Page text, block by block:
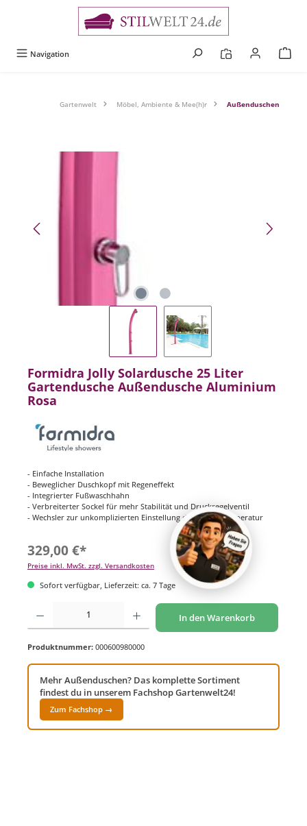
Navigation
Gartenwelt Möbel, Ambiente & Mee(h)r Außenduschen
Formidra Jolly Solardusche 25 Liter
Gartendusche Außendusche Aluminium
Rosa
- Einfache Installation
- Beweglicher Duschkopf mit Regeneffekt
- Integrierter Fußwaschhahn
- Verbreiterter Sockel für mehr Stabilität und Druckregelventil
- Wechsler zur unkomplizierten Einstellung der Wassertemperatur
329,00 €*
Preise inkl. MwSt. zzgl. Versandkosten
Sofort verfügbar, Lieferzeit: ca. 7 Tage
Produkt Anzahl: Gib den gewünschten Wert ein oder benutze die Schaltflächen um
In den Warenkorb
Produktnummer: 000600980000
Mehr Außenduschen? Das komplette Sortiment
findest du in unserem Fachshop Gartenwelt24!
Zum Fachshop →